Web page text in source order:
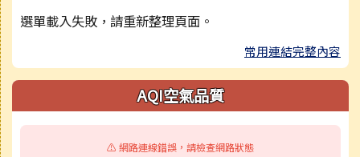
選單載入失敗，請重新整理頁面。
常用連結完整內容
AQI空氣品質
⚠️ 網路連線錯誤，請檢查網路狀態